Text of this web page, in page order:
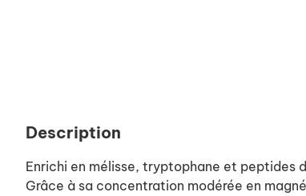
Description
Enrichi en mélisse, tryptophane et peptides
Grâce à sa concentration modérée en